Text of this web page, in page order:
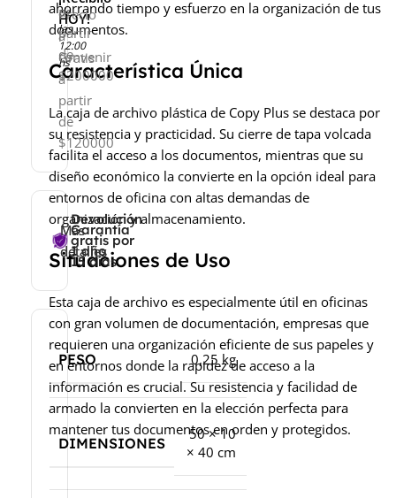
ahorrando tiempo y esfuerzo en la organización de tus
documentos.
Característica Única
La caja de archivo plástica de Copy Plus se destaca por
su resistencia y practicidad. Su cierre de tapa volcada
facilita el acceso a los documentos, mientras que su
diseño económico la convierte en la opción ideal para
entornos de oficina con altas demandas de
organización y almacenamiento.
Situaciones de Uso
Esta caja de archivo es especialmente útil en oficinas
con gran volumen de documentación, empresas que
requieren una organización eficiente de sus papeles y
en entornos donde la rapidez de acceso a la
información es crucial. Su resistencia y facilidad de
armado la convierten en la elección perfecta para
mantener tus documentos en orden y protegidos.
HOY!
Gratis
a
partir
de
$120000
de
las
12:00
hs
a
partir
de
$200000
Precio
a
convenir
Garantía
1 año
Más
detalles
Devolución
gratis por
15 días
Más
detalles
PESO 0,25 kg
DIMENSIONES
50 × 10
× 40 cm